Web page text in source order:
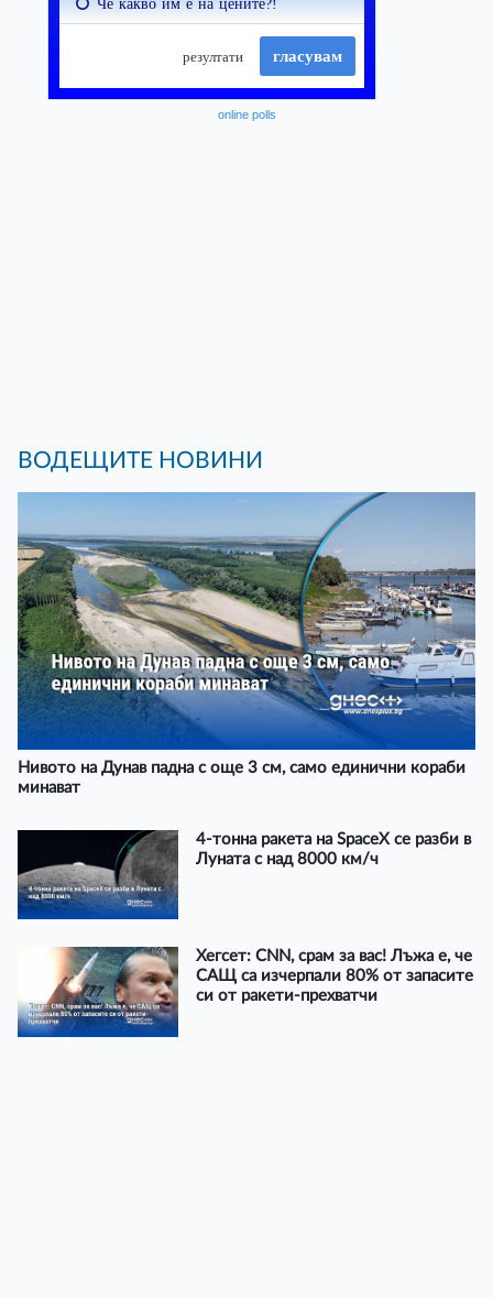
online polls
ВОДЕЩИТЕ НОВИНИ
Нивото на Дунав падна с още 3 см, само единични кораби
минават
4-тонна ракета на SpaceX се разби в
Луната с над 8000 км/ч
Хегсет: CNN, срам за вас! Лъжа е, че
САЩ са изчерпали 80% от запасите
си от ракети-прехватчи